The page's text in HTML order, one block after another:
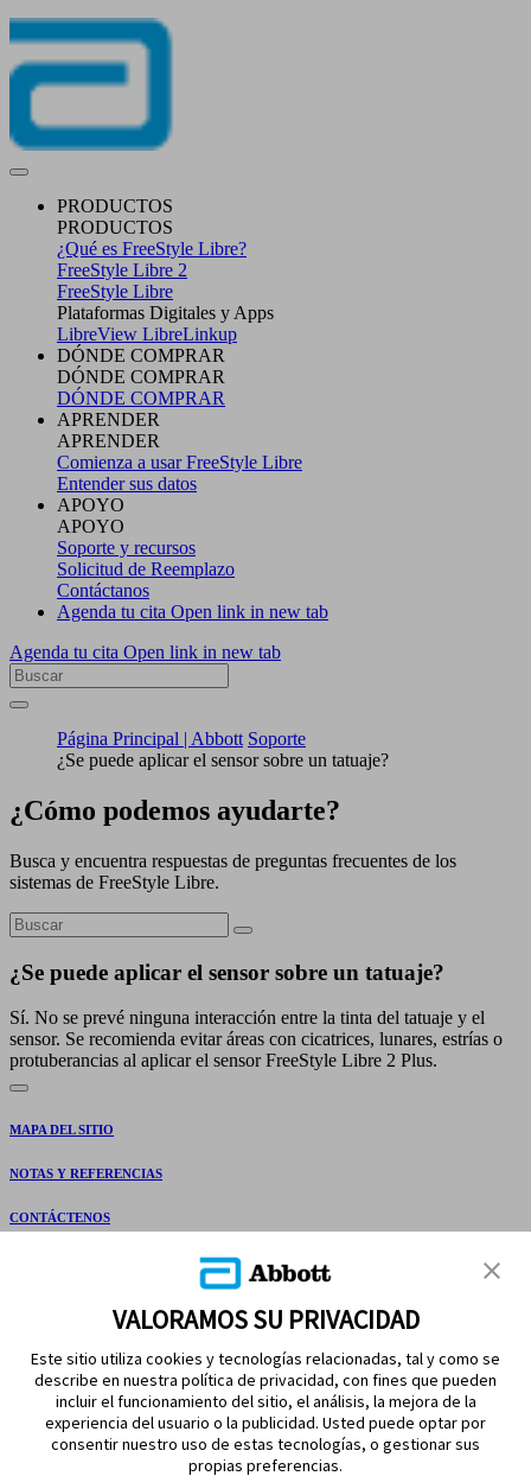
PRODUCTOS
PRODUCTOS
¿Qué es FreeStyle Libre?
FreeStyle Libre 2
FreeStyle Libre
Plataformas Digitales y Apps
LibreView LibreLinkup
DÓNDE COMPRAR
DÓNDE COMPRAR
DÓNDE COMPRAR
APRENDER
APRENDER
Comienza a usar FreeStyle Libre
Entender sus datos
APOYO
APOYO
Soporte y recursos
Solicitud de Reemplazo
Contáctanos
Agenda tu cita Open link in new tab
Agenda tu cita Open link in new tab
Página Principal | Abbott Soporte
¿Se puede aplicar el sensor sobre un tatuaje?
¿Cómo podemos ayudarte?
Busca y encuentra respuestas de preguntas frecuentes de los
sistemas de FreeStyle Libre.
¿Se puede aplicar el sensor sobre un tatuaje?
Sí. No se prevé ninguna interacción entre la tinta del tatuaje y el
sensor. Se recomienda evitar áreas con cicatrices, lunares, estrías o
protuberancias al aplicar el sensor FreeStyle Libre 2 Plus.
MAPA DEL SITIO
NOTAS Y REFERENCIAS
CONTÁCTENOS
MANTÉNGASE EN CONTACTO
VALORAMOS SU PRIVACIDAD
Este sitio utiliza cookies y tecnologías relacionadas, tal y como se
describe en nuestra política de privacidad, con fines que pueden
incluir el funcionamiento del sitio, el análisis, la mejora de la
experiencia del usuario o la publicidad. Usted puede optar por
consentir nuestro uso de estas tecnologías, o gestionar sus
propias preferencias.